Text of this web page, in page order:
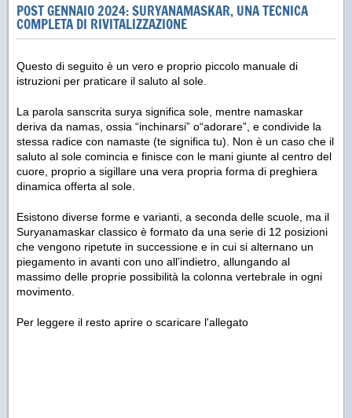
POST GENNAIO 2024: SURYANAMASKAR, UNA TECNICA
COMPLETA DI RIVITALIZZAZIONE
Questo di seguito è un vero e proprio piccolo manuale di
istruzioni per praticare il saluto al sole.
La parola sanscrita surya significa sole, mentre namaskar
deriva da namas, ossia “inchinarsi” o“adorare”, e condivide la
stessa radice con namaste (te significa tu). Non è un caso che il
saluto al sole comincia e finisce con le mani giunte al centro del
cuore, proprio a sigillare una vera propria forma di preghiera
dinamica offerta al sole.
Esistono diverse forme e varianti, a seconda delle scuole, ma il
Suryanamaskar classico è formato da una serie di 12 posizioni
che vengono ripetute in successione e in cui si alternano un
piegamento in avanti con uno all’indietro, allungando al
massimo delle proprie possibilità la colonna vertebrale in ogni
movimento.
Per leggere il resto aprire o scaricare l'allegato